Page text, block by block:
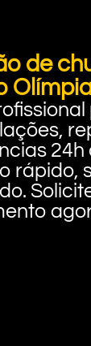
de
24h
rápido,